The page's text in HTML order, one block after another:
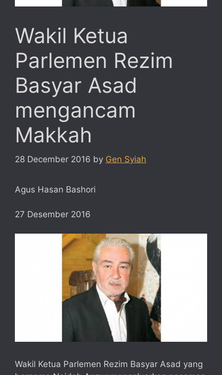
Wakil Ketua
Parlemen Rezim
Basyar Asad
mengancam
Makkah
28 December 2016 by Gen Syiah
Agus Hasan Bashori
27 Desember 2016
Wakil Ketua Parlemen Rezim Basyar Asad yang